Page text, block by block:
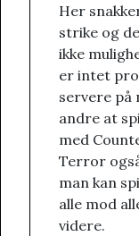
Her
strike og
ikke
er intet
servere på
andre at
med
Terror
man kan
alle mod
videre.